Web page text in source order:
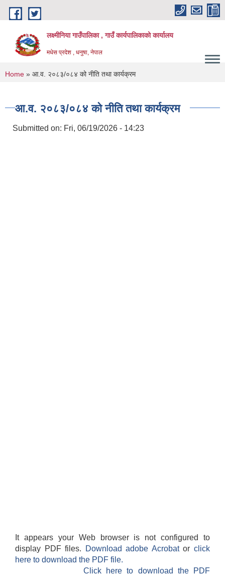
Skip to main content
लक्ष्मीनिया गाउँपालिका , गाउँ कार्यपालिकाको कार्यालय
मधेस प्रदेश , धनुषा, नेपाल
You are here
Home » आ.व. २०८३/०८४ को नीति तथा कार्यक्रम
आ.व. २०८३/०८४ को नीति तथा कार्यक्रम
Submitted on: Fri, 06/19/2026 - 14:23
It appears your Web browser is not configured to
display PDF files.
Download adobe Acrobatorclick
here to download the PDF file.
Click here to download the PDF